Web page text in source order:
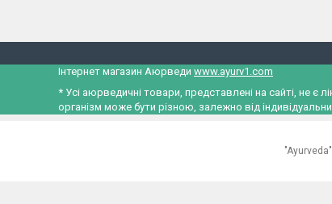
Інтернет магазин Аюрведи www.ayurv1.com
* Усі аюрведичні товари, представлені на сайті, не є
організм може бути різною, залежно від